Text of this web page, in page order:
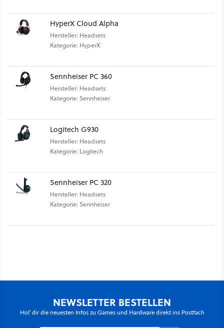
HyperX Cloud Alpha
Hersteller: Headsets
Kategorie: HyperX
Sennheiser PC 360
Hersteller: Headsets
Kategorie: Sennheiser
Logitech G930
Hersteller: Headsets
Kategorie: Logitech
Sennheiser PC 320
Hersteller: Headsets
Kategorie: Sennheiser
NEWSLETTER BESTELLEN
Hol' dir die neuesten Infos zu Games und Hardware direkt ins Postfach